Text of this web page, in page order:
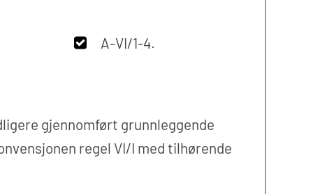
A-VI/1-4.
gjennomført grunnleggende
regel VI/I med tilhørende